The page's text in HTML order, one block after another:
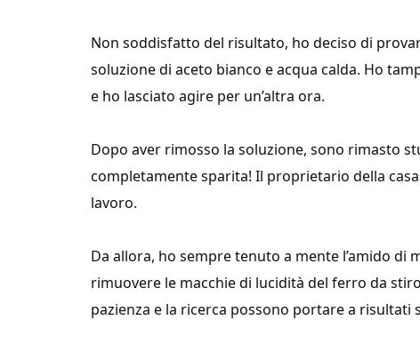
Non soddisfatto del risultato, ho deciso di
soluzione di aceto bianco e acqua calda. Ho
e ho lasciato agire per un’altra ora.
Dopo aver rimosso la soluzione, sono rimasto
completamente sparita! Il proprietario della
lavoro.
Da allora, ho sempre tenuto a mente l’amido di
rimuovere le macchie di lucidità del ferro da
pazienza e la ricerca possono portare a